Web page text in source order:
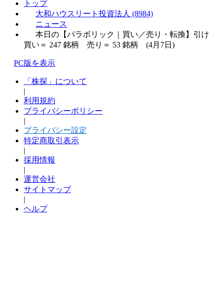
トップ
大和ハウスリート投資法人 (8984)
ニュース
本日の【パラボリック｜買い／売り・転換】引け
買い＝ 247 銘柄 売り＝ 53 銘柄 (4月7日)
PC版を表示
「株探」について
|
利用規約
プライバシーポリシー
|
プライバシー設定
特定商取引表示
|
採用情報
|
運営会社
サイトマップ
|
ヘルプ